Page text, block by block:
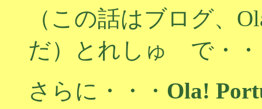
（この話はブログ、
だ）とれしゅ で・・
さらに・・・ Ola!